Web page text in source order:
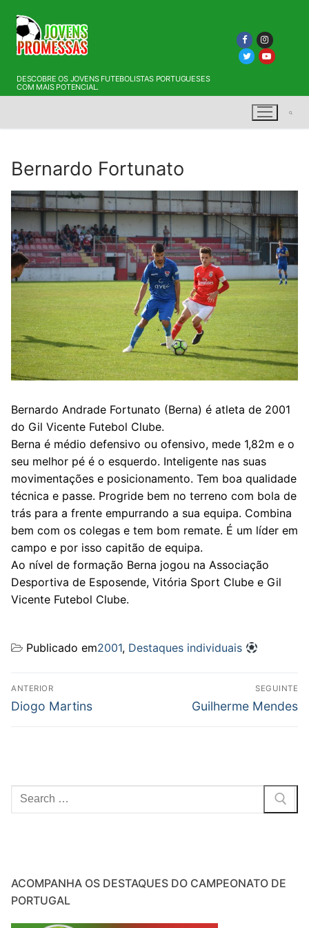
para
conteúdo
DESCOBRE OS JOVENS FUTEBOLISTAS PORTUGUESES
COM MAIS POTENCIAL.
Pesquisar por:
Bernardo Fortunato
Bernardo Andrade Fortunato (Berna) é atleta de 2001
do Gil Vicente Futebol Clube.
Berna é médio defensivo ou ofensivo, mede 1,82m e o
seu melhor pé é o esquerdo. Inteligente nas suas
movimentações e posicionamento. Tem boa qualidade
técnica e passe. Progride bem no terreno com bola de
trás para a frente empurrando a sua equipa. Combina
bem com os colegas e tem bom remate. É um líder em
campo e por isso capitão de equipa.
Ao nível de formação Berna jogou na Associação
Desportiva de Esposende, Vitória Sport Clube e Gil
Vicente Futebol Clube.
Publicado em2001, Destaques individuais
Navegação
de
ANTERIOR
Previous
Diogo Martins
SEGUINTE
Next
Guilherme Mendes
Pesquisar
por:
ACOMPANHA OS DESTAQUES DO CAMPEONATO DE
PORTUGAL